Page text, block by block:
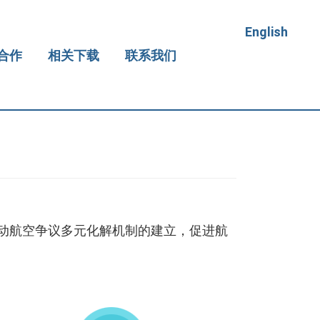
作 相关下载 联系我们
English
航空争议多元化解机制的建立，促进航